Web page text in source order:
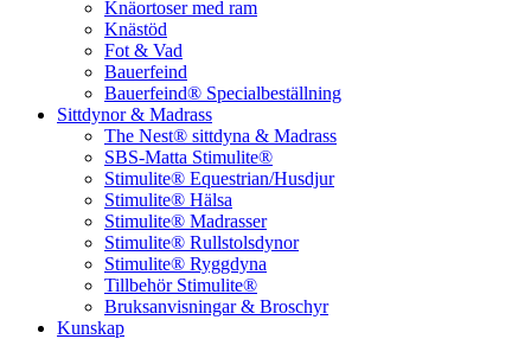
Knäortoser med ram
Knästöd
Fot & Vad
Bauerfeind
Bauerfeind® Specialbeställning
Sittdynor & Madrass
The Nest® sittdyna & Madrass
SBS-Matta Stimulite®
Stimulite® Equestrian/Husdjur
Stimulite® Hälsa
Stimulite® Madrasser
Stimulite® Rullstolsdynor
Stimulite® Ryggdyna
Tillbehör Stimulite®
Bruksanvisningar & Broschyr
Kunskap